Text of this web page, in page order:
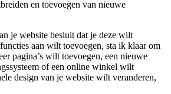
en toevoegen van nieuwe
je website besluit dat je deze wilt
aan wilt toevoegen, sta ik klaar om
pagina’s wilt toevoegen, een nieuwe
of een online winkel wilt
design van je website wilt veranderen,